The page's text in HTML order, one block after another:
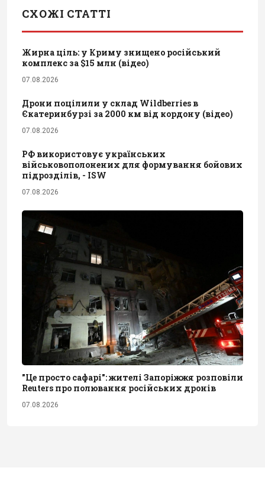
СХОЖІ СТАТТІ
Жирна ціль: у Криму знищено російський
комплекс за $15 млн (відео)
07.08.2026
Дрони поцілили у склад Wildberries в
Єкатеринбурзі за 2000 км від кордону (відео)
07.08.2026
РФ використовує українських
військовополонених для формування бойових
підрозділів, - ISW
07.08.2026
"Це просто сафарі": жителі Запоріжжя розповіли
Reuters про полювання російських дронів
07.08.2026